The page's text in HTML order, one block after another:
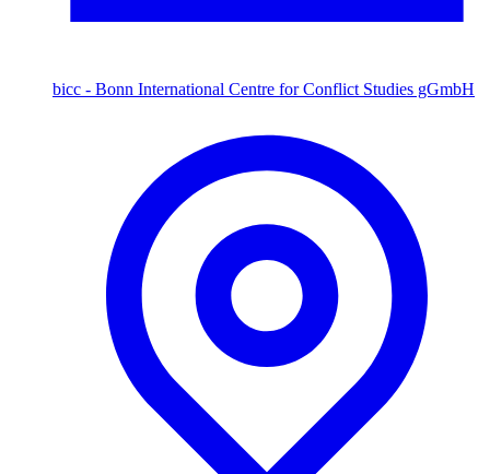
bicc - Bonn International Centre for Conflict Studies gGmbH